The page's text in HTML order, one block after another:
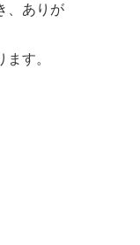
、ありが
す。